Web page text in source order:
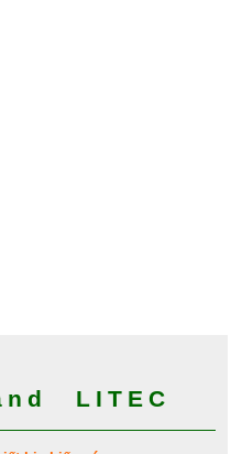
LITEC